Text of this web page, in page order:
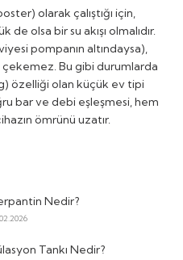
olarak çalıştığı için,
olsa bir su akışı olmalıdır.
pompanın altındaysa),
Bu gibi durumlarda
özelliği olan küçük ev tipi
bar ve debi eşleşmesi, hem
ömrünü uzatır.
Nedir?
Tankı Nedir?